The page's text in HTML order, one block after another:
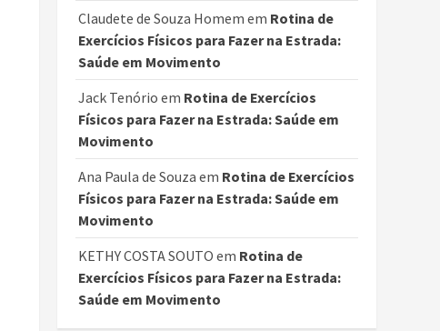
Claudete de Souza Homem em Rotina de
Exercícios Físicos para Fazer na Estrada:
Saúde em Movimento
Jack Tenório em Rotina de Exercícios
Físicos para Fazer na Estrada: Saúde em
Movimento
Ana Paula de Souza em Rotina de Exercícios
Físicos para Fazer na Estrada: Saúde em
Movimento
KETHY COSTA SOUTO em Rotina de
Exercícios Físicos para Fazer na Estrada:
Saúde em Movimento